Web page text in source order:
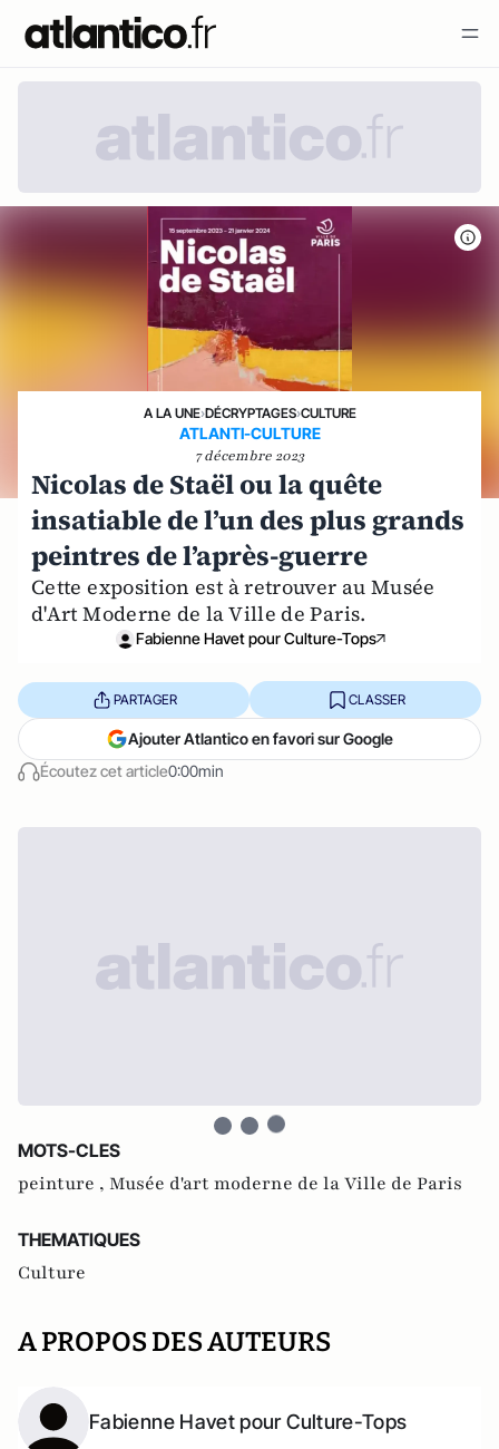
A LA UNE›DÉCRYPTAGES›CULTURE
ATLANTI-CULTURE
7 décembre 2023
Nicolas de Staël ou la quête
insatiable de l’un des plus grands
peintres de l’après-guerre
Cette exposition est à retrouver au Musée
d'Art Moderne de la Ville de Paris.
Fabienne Havet pour Culture-Tops
Écoutez cet article0:00min
PARTAGER CLASSER
Ajouter Atlantico en favori sur Google
MOTS-CLES
peinture , Musée d'art moderne de la Ville de Paris
THEMATIQUES
Culture
A PROPOS DES AUTEURS
Fabienne Havet pour Culture-Tops